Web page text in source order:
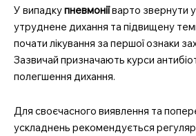
професійний
портал
У випадкупневмоніїварто звернути
утруднене дихання та підвищену
почати лікування за першої ознаки
Зазвичай призначають курси
полегшення дихання.
Для своєчасного виявлення та
ускладнень рекомендується